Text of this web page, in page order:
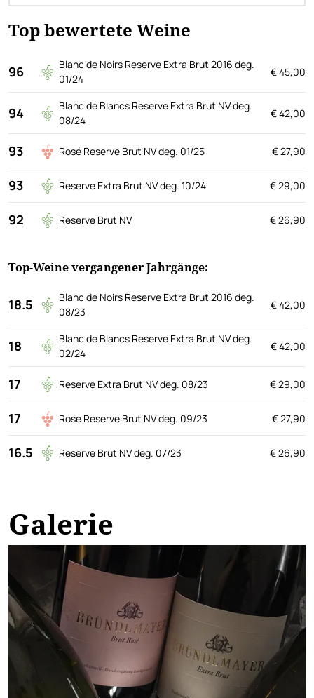
Top bewertete Weine
96
Blanc de Noirs Reserve Extra Brut 2016 deg.
01/24
€ 45,00
94
Blanc de Blancs Reserve Extra Brut NV deg.
08/24
€ 42,00
93 Rosé Reserve Brut NV deg. 01/25 € 27,90
93 Reserve Extra Brut NV deg. 10/24 € 29,00
92 Reserve Brut NV € 26,90
Top-Weine vergangener Jahrgänge:
18.5
Blanc de Noirs Reserve Extra Brut 2016 deg.
08/23
€ 42,00
18
Blanc de Blancs Reserve Extra Brut NV deg.
02/24
€ 42,00
17 Reserve Extra Brut NV deg. 08/23 € 29,00
17 Rosé Reserve Brut NV deg. 09/23 € 27,90
16.5 Reserve Brut NV deg. 07/23 € 26,90
Galerie